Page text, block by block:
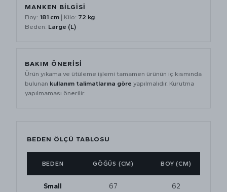
MANKEN BİLGİSİ
Boy: 181 cm | Kilo: 72 kg
Beden: Large (L)
BAKIM ÖNERİSİ
Ürün yıkama ve ütüleme işlemi tamamen ürünün iç kısmında
bulunan kullanım talimatlarına göre yapılmalıdır. Kurutma
yapılmaması önerilir.
BEDEN ÖLÇÜ TABLOSU
BEDEN GÖĞÜS (CM) BOY (CM)
Small 67 62